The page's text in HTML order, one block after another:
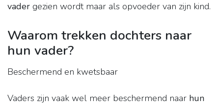
vader gezien wordt maar als opvoeder van zijn kind.
Waarom trekken dochters naar
hun vader?
Beschermend en kwetsbaar
Vaders zijn vaak wel meer beschermend naar hun